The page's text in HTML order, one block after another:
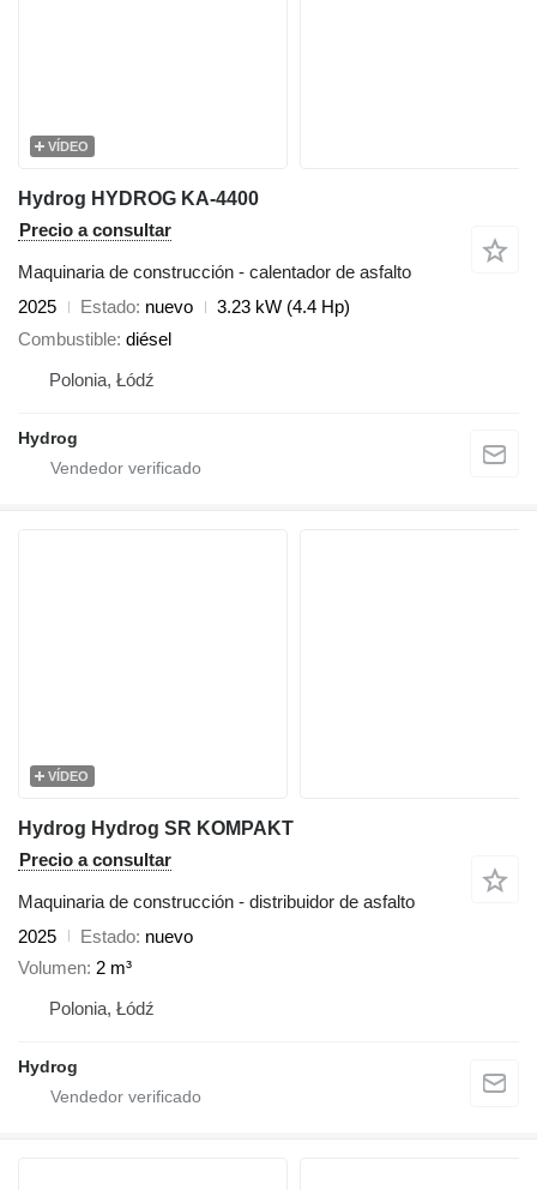
VÍDEO
Hydrog HYDROG KA-4400
Precio a consultar
Maquinaria de construcción - calentador de asfalto
2025
Estado nuevo
3.23 kW (4.4 Hp)
Combustible diésel
Polonia, Łódź
Hydrog
VÍDEO
Hydrog Hydrog SR KOMPAKT
Precio a consultar
Maquinaria de construcción - distribuidor de asfalto
2025
Estado nuevo
Volumen 2 m³
Polonia, Łódź
Hydrog